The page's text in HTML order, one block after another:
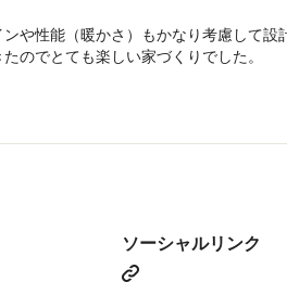
やすさについてもきちんと考慮されて
されており、仕事と暮らしの両立に関
や性能（暖かさ）もかなり考慮して設
のでとても楽しい家づくりでした。
ソーシャルリンク